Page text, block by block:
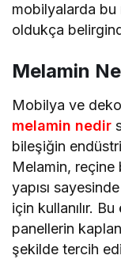
mobilyalarda bu
oldukça
Melamin
Mobilya ve
melamin nedir
bileşiğin
Melamin, reçine
yapısı
için kullanılır.
panellerin
şekilde tercih